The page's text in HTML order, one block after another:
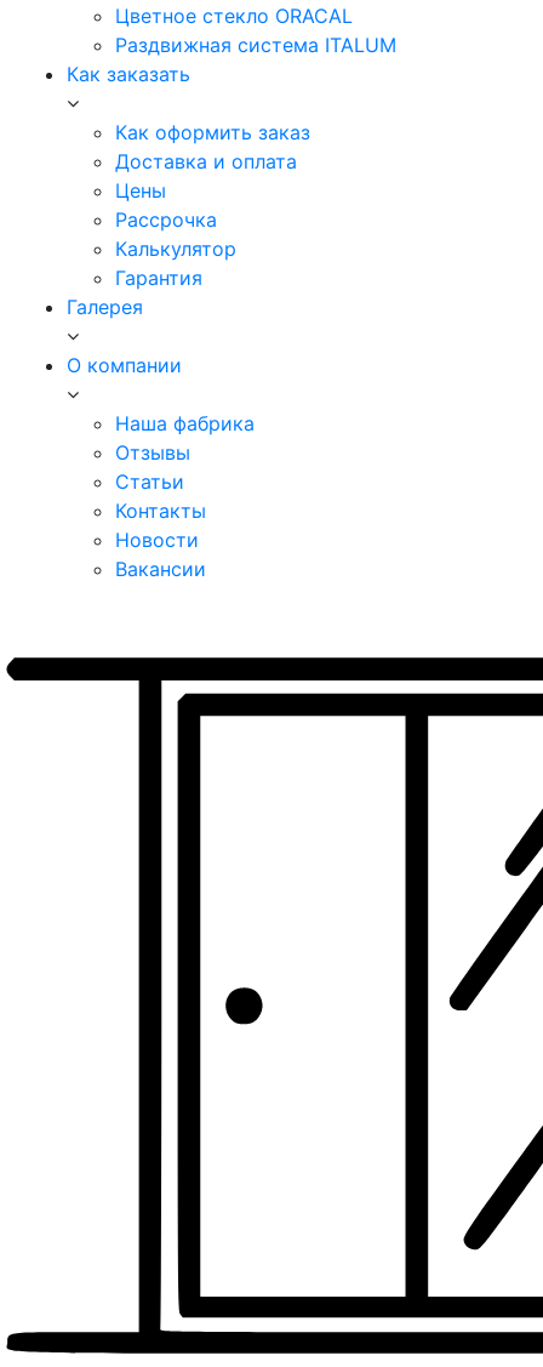
Цветное стекло ORACAL
Раздвижная система ITALUM
Как заказать
Как оформить заказ
Доставка и оплата
Цены
Рассрочка
Калькулятор
Гарантия
Галерея
О компании
Наша фабрика
Отзывы
Статьи
Контакты
Новости
Вакансии